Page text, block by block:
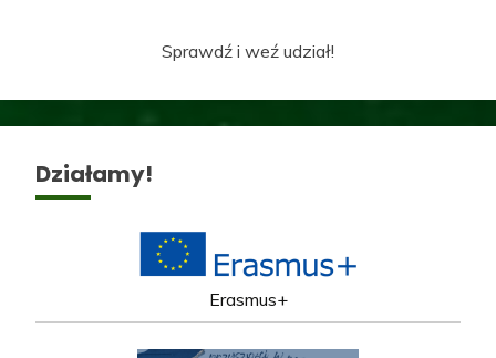
Sprawdź i weź udział!
Działamy!
Erasmus+